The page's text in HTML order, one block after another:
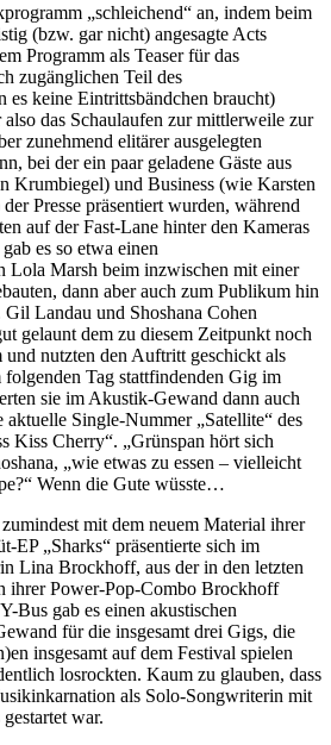
„schleichend“ an, indem beim
(bzw. gar nicht) angesagte Acts
Programm als Teaser für das
zugänglichen Teil des
es keine Eintrittsbändchen braucht)
das Schaulaufen zur mittlerweile zur
zunehmend elitärer ausgelegten
bei der ein paar geladene Gäste aus
Krumbiegel) und Business (wie Karsten
Presse präsentiert wurden, während
auf der Fast-Lane hinter den Kameras
es so etwa einen
Lola Marsh beim inzwischen mit einer
dann aber auch zum Publikum hin
Landau und Shoshana Cohen
gelaunt dem zu diesem Zeitpunkt noch
und nutzten den Auftritt geschickt als
Tag stattfindenden Gig im
sie im Akustik-Gewand dann auch
aktuelle Single-Nummer „Satellite“ des
Kiss Cherry“. „Grünspan hört sich
„wie etwas zu essen – vielleicht
Wenn die Gute wüsste…
mit dem neuem Material ihrer
EP „Sharks“ präsentierte sich im
Lina Brockhoff, aus der in den letzten
ihrer Power-Pop-Combo Brockhoff
Bus gab es einen akustischen
für die insgesamt drei Gigs, die
insgesamt auf dem Festival spielen
losrockten. Kaum zu glauben, dass
als Solo-Songwriterin mit
war.